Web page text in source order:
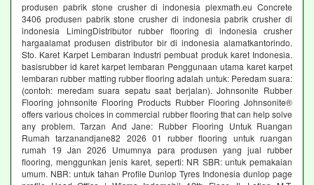
produsen pabrik stone crusher di indonesia plexmath.eu Concrete
3406 produsen pabrik stone crusher di indonesia pabrik crusher di
indonesia LimingDistributor rubber flooring di indonesia crusher
hargaalamat produsen distributor bir di indonesia alamatkantorindo.
Sto. Karet Karpet Lembaran Industri pembuat produk karet Indonesia.
basisrubber id karet karpet lembaran Penggunaan utama karet karpet
lembaran rubber matting rubber flooring adalah untuk: Peredam suara:
(contoh: meredam suara sepatu saat berjalan). Johnsonite Rubber
Flooring johnsonite Flooring Products Rubber Flooring Johnsonite®
offers various choices in commercial rubber flooring that can help solve
any problem. Tarzan And Jane: Rubber Flooring Untuk Ruangan
Rumah tarzanandjane82 2026 01 rubber flooring untuk ruangan
rumah 19 Jan 2026 Umumnya para produsen yang jual rubber
flooring, menggunkan jenis karet, seperti: NR SBR: untuk pemakaian
umum. NBR: untuk tahan Profile Dunlop Tyres Indonesia dunlop page